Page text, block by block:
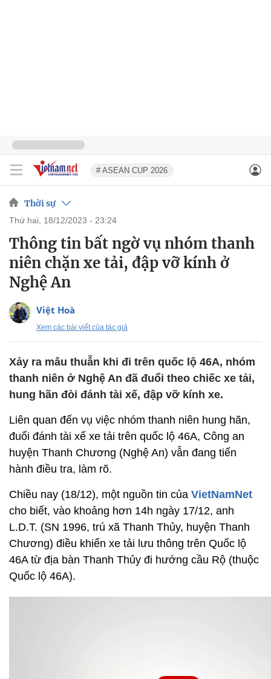
# ASEAN CUP 2026
Thời sự
thứ hai, 18/12/2023 - 23:24
Thông tin bất ngờ vụ nhóm thanh
niên chặn xe tải, đập vỡ kính ở
Nghệ An
Việt Hoà
Xem các bài viết của tác giả
Xảy ra mâu thuẫn khi đi trên quốc lộ 46A, nhóm
thanh niên ở Nghệ An đã đuổi theo chiếc xe tải,
hung hãn đòi đánh tài xế, đập vỡ kính xe.
Liên quan đến vụ việc nhóm thanh niên hung hãn,
đuổi đánh tài xế xe tải trên quốc lộ 46A, Công an
huyện Thanh Chương (Nghệ An) vẫn đang tiến
hành điều tra, làm rõ.
Chiều nay (18/12), một nguồn tin của VietNamNet
cho biết, vào khoảng hơn 14h ngày 17/12, anh
L.D.T. (SN 1996, trú xã Thanh Thủy, huyện Thanh
Chương) điều khiển xe tải lưu thông trên Quốc lộ
46A từ địa bàn Thanh Thủy đi hướng cầu Rộ (thuộc
Quốc lộ 46A).